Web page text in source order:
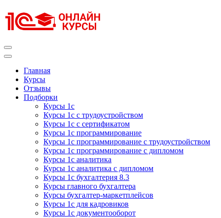
к
содержимому
Главная
Курсы
Отзывы
Подборки
Курсы 1с
Курсы 1с с трудоустройством
Курсы 1с с сертификатом
Курсы 1с программирование
Курсы 1с программирование с трудоустройством
Курсы 1с программирование с дипломом
Курсы 1с аналитика
Курсы 1с аналитика с дипломом
Курсы 1с бухгалтерия 8.3
Курсы главного бухгалтера
Курсы бухгалтер-маркетплейсов
Курсы 1с для кадровиков
Курсы 1с документооборот